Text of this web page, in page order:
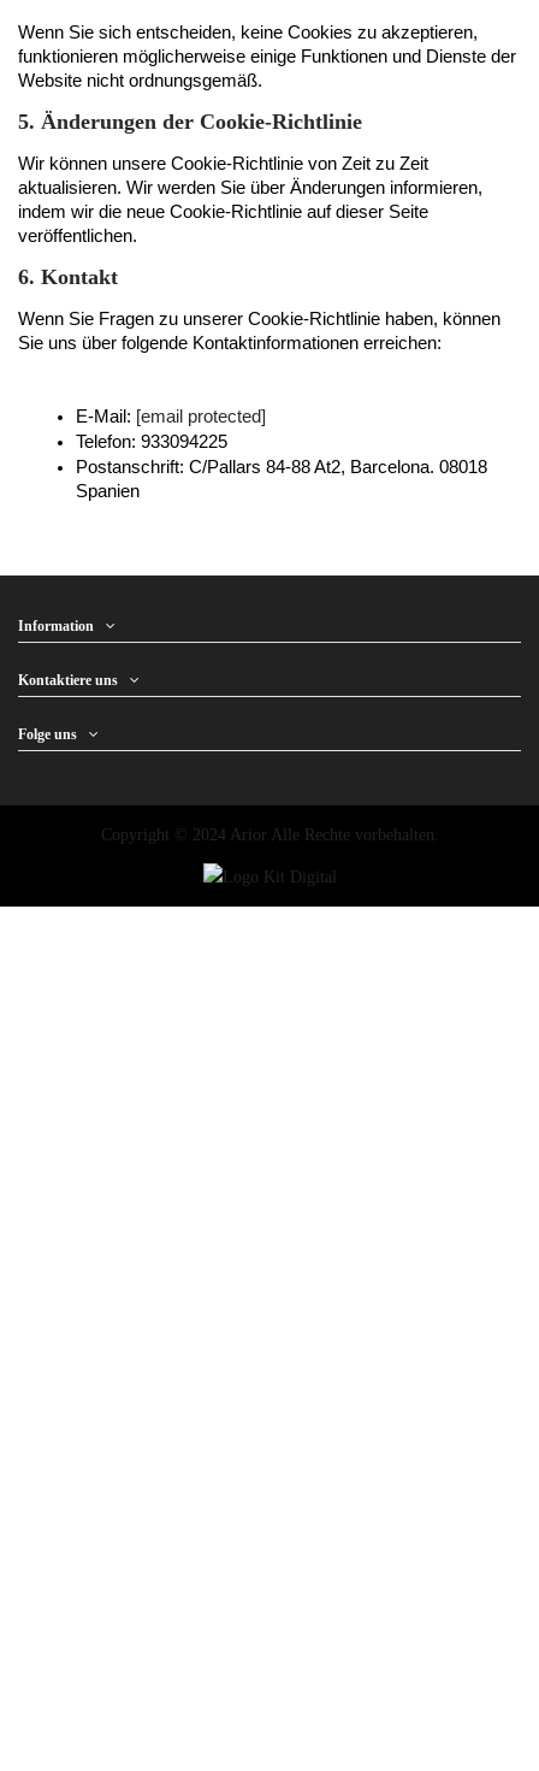
Wenn Sie sich entscheiden, keine Cookies zu akzeptieren,
funktionieren möglicherweise einige Funktionen und Dienste der
Website nicht ordnungsgemäß.
5. Änderungen der Cookie-Richtlinie
Wir können unsere Cookie-Richtlinie von Zeit zu Zeit
aktualisieren. Wir werden Sie über Änderungen informieren,
indem wir die neue Cookie-Richtlinie auf dieser Seite
veröffentlichen.
6. Kontakt
Wenn Sie Fragen zu unserer Cookie-Richtlinie haben, können
Sie uns über folgende Kontaktinformationen erreichen:
E-Mail: [email protected]
Telefon: 933094225
Postanschrift: C/Pallars 84-88 At2, Barcelona. 08018
Spanien
Information
Kontaktiere uns
Folge uns
Copyright © 2024 Arior Alle Rechte vorbehalten.